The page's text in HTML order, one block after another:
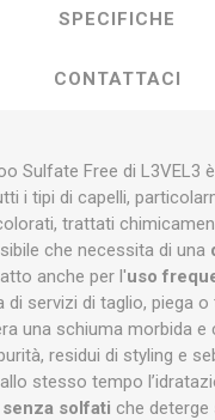
SPECIFICHE
CONTATTACI
Sulfate Free di L3VEL3
i tipi di capelli,
trattati
che necessita di una
anche per l'uso
di servizi di taglio, piega
una schiuma morbida e
residui di styling e
stesso tempo
senza solfati che